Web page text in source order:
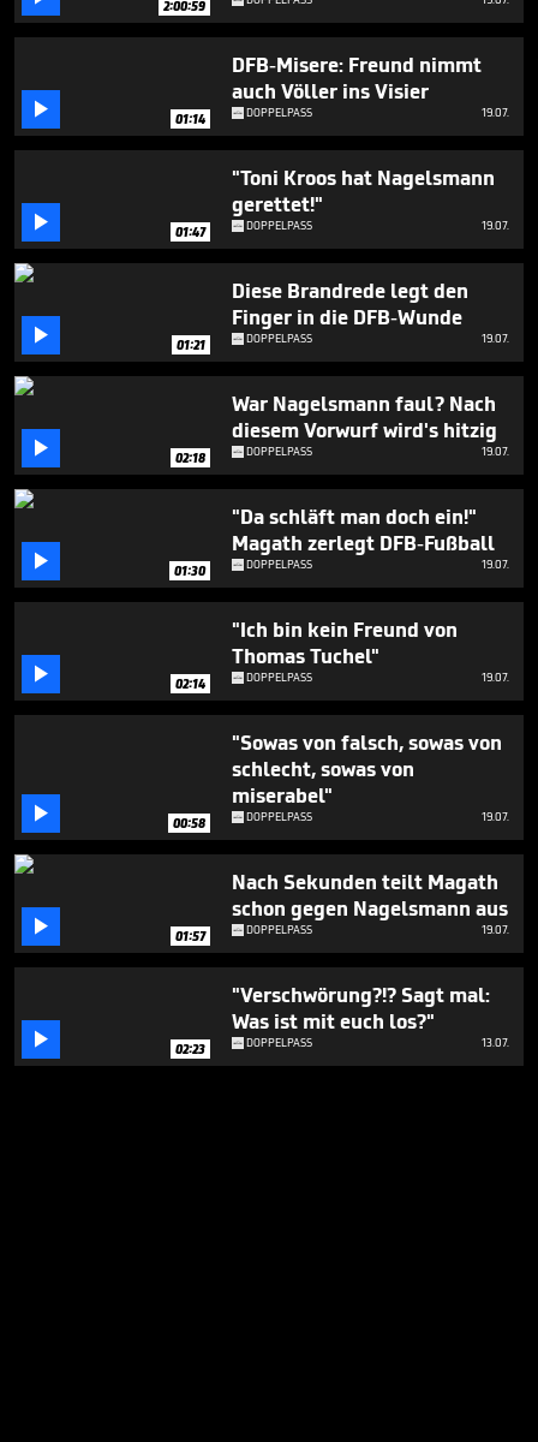
1
2:00:59
 01:14
DFB-Misere: Freund nimmt
auch Völler ins Visier
DOPPELPASS 19.07.
 01:47
"Toni Kroos hat Nagelsmann
gerettet!"
DOPPELPASS 19.07.
 01:21
Diese Brandrede legt den
Finger in die DFB-Wunde
DOPPELPASS 19.07.
 02:18
War Nagelsmann faul? Nach
diesem Vorwurf wird's hitzig
DOPPELPASS 19.07.
 01:30
"Da schläft man doch ein!"
Magath zerlegt DFB-Fußball
DOPPELPASS 19.07.
 02:14
"Ich bin kein Freund von
Thomas Tuchel"
DOPPELPASS 19.07.
 00:58
"Sowas von falsch, sowas von
schlecht, sowas von
miserabel"
DOPPELPASS 19.07.
 01:57
Nach Sekunden teilt Magath
schon gegen Nagelsmann aus
DOPPELPASS 19.07.
 02:23
"Verschwörung?!? Sagt mal:
Was ist mit euch los?"
DOPPELPASS 13.07.